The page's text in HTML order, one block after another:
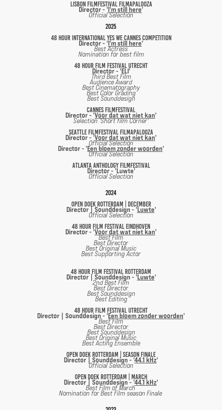
Lisbon Filmfestival Filmapalooza
Director - 'I'm still here'
Official Selection
2025
48 Hour International Yes we Cannes Competition
Director - 'I'm still here'
Best Actress
Nomination for best film
48 Hour film festival Utrecht
Director - 'ELI'
Third Best Film
Audience Award
Best Cinematography
Best Color Grading
Best Sounddesign
Cannes Filmfestival
Director - 'Voor dat wat niet kan'
Selection 'Short film Corner'
Seattle Filmfestival Filmapalooza
Director - 'Voor dat wat niet kan'
Official Selection
Director - 'Een bloem zonder woorden'
Official Selection
ATLANTA Anthology Filmfestival
Director - 'Luwte'
Official Selection
2024
Open doek Rotterdam | December
Director | Sounddesign - 'Luwte'
Official Selection
48 Hour film festival Eindhoven
Director - 'Voor dat wat niet kan'
Best Film
Best Director
Best Original Music
Best Supporting Actor
48 Hour film festival Rotterdam
Director | Sounddesign - 'Luwte'
2nd Best Film
Best Director
Best Sounddesign
Best Editing
48 Hour film festival Utrecht
Director | Sounddesign - 'Een bloem zonder woorden'
Best Film
Best Director
Best Sounddesign
Best Original Music
Best Acting Ensemble
Open doek Rotterdam | season finale
Director | Sounddesign - '44.1 kHz'
Official Selection
Open doek Rotterdam | March
Director | Sounddesign - '44.1 kHz'
Best Film of March
Nomination for Best Film season Finale